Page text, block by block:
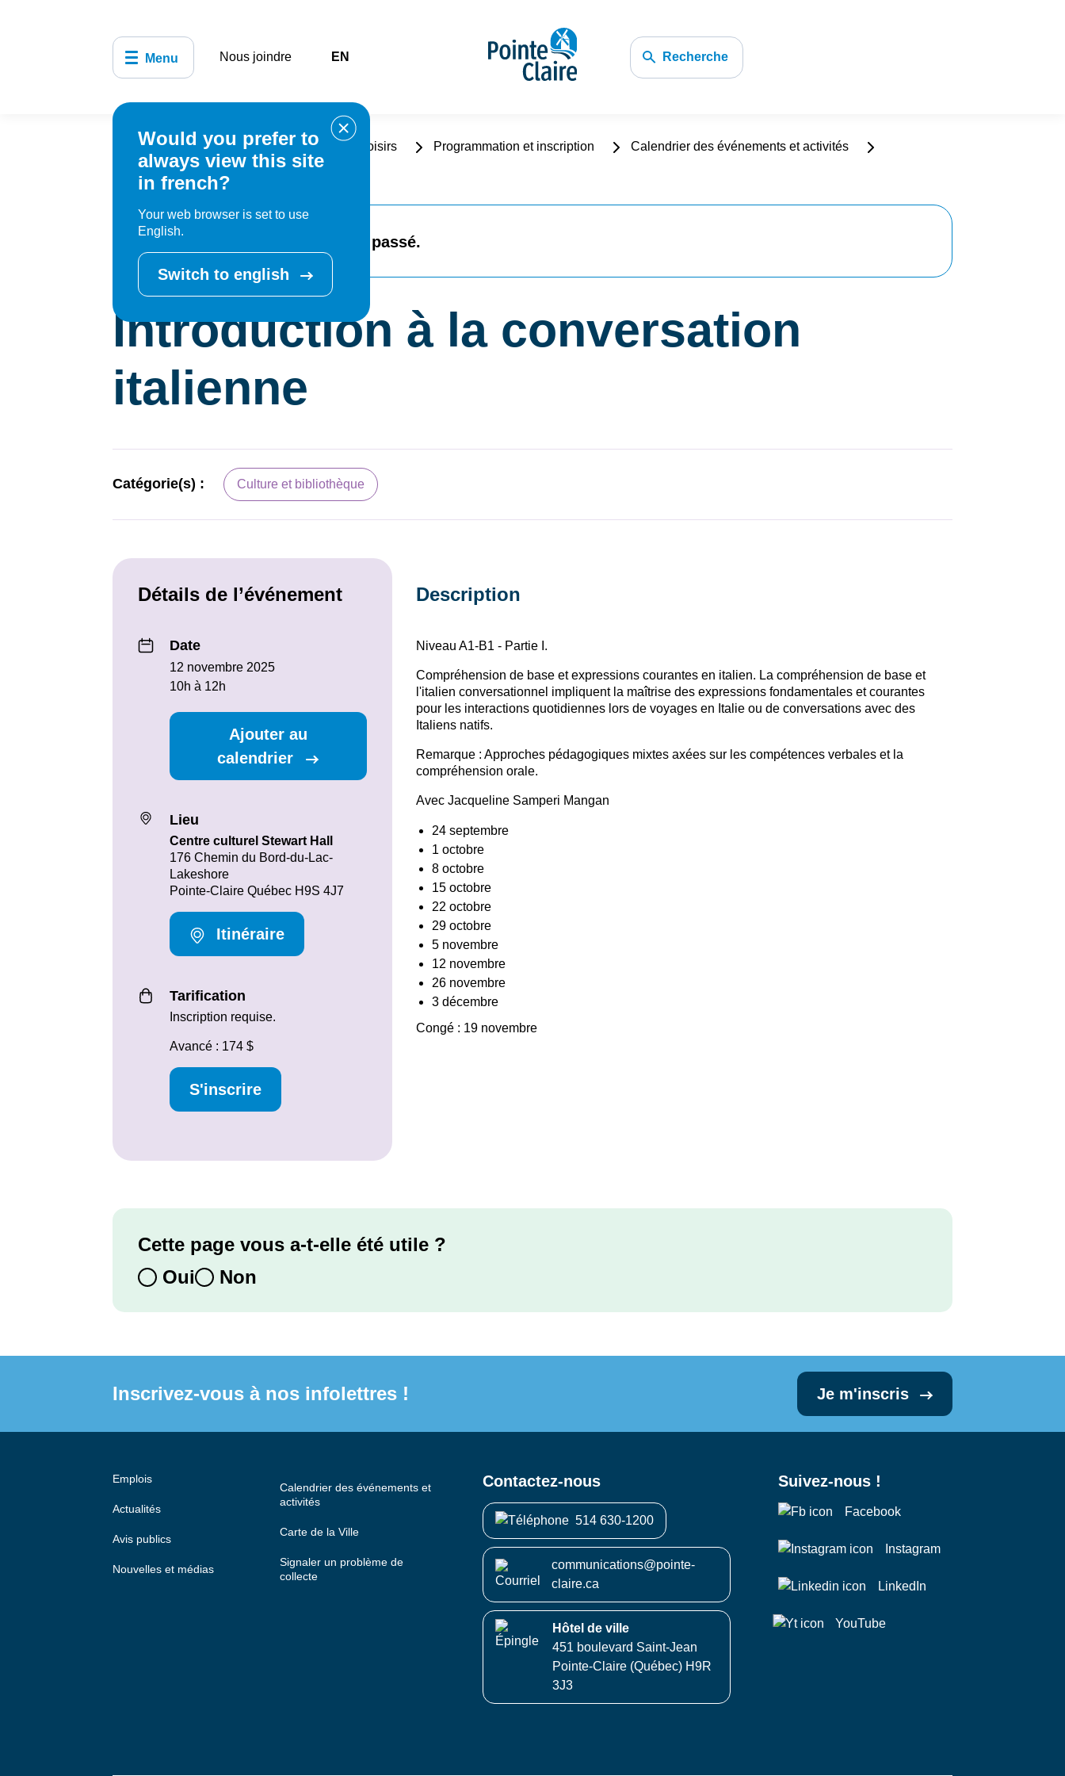
Menu Nous joindre EN Recherche
Would you prefer to
always view this site
in french?
Your web browser is set to use
English.
Switch to english
Accueil Bibliothèque, culture, sports et loisirs Programmation et inscription
Calendrier des événements et activités
Introduction à la conversation italienne
Cet événement est passé.
Introduction à la conversation
italienne
Catégorie(s) : Culture et bibliothèque
Détails de l’événement
Date
12 novembre 2025
10h à 12h
Ajouter au
calendrier
Lieu
Centre culturel Stewart Hall
176 Chemin du Bord-du-Lac-
Lakeshore
Pointe-Claire Québec H9S 4J7
Itinéraire
Tarification
Inscription requise.
Avancé : 174 $
S'inscrire
Description
Niveau A1-B1 - Partie I.
Compréhension de base et expressions courantes en italien. La compréhension de base et
l'italien conversationnel impliquent la maîtrise des expressions fondamentales et courantes
pour les interactions quotidiennes lors de voyages en Italie ou de conversations avec des
Italiens natifs.
Remarque : Approches pédagogiques mixtes axées sur les compétences verbales et la
compréhension orale.
Avec Jacqueline Samperi Mangan
24 septembre
1 octobre
8 octobre
15 octobre
22 octobre
29 octobre
5 novembre
12 novembre
26 novembre
3 décembre
Congé : 19 novembre
Cette page vous a-t-elle été utile ?
Oui
Non
Inscrivez-vous à nos infolettres ! Je m'inscris
Emplois
Actualités
Avis publics
Nouvelles et médias
Calendrier des événements et
activités
Carte de la Ville
Signaler un problème de
collecte
Contactez-nous
514 630-1200
communications@pointe-
claire.ca
Hôtel de ville
451 boulevard Saint-Jean
Pointe-Claire (Québec) H9R
3J3
Suivez-nous !
Facebook
Instagram
LinkedIn
YouTube